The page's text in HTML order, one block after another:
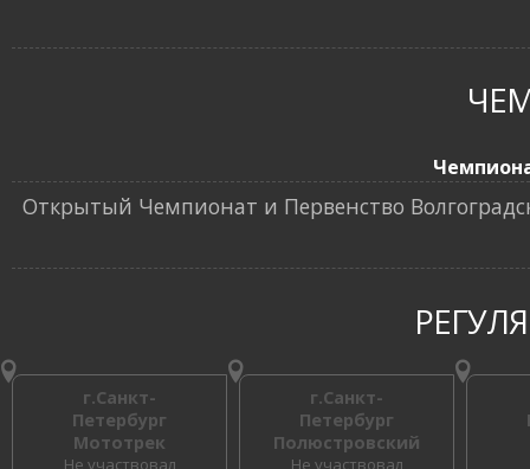
Открытый Чемпионат и Первенство
г.Санкт-
Петербург
Мототрек
Не участвовал
г.Санкт-
Петербург
Полюстровский
Не участвовал